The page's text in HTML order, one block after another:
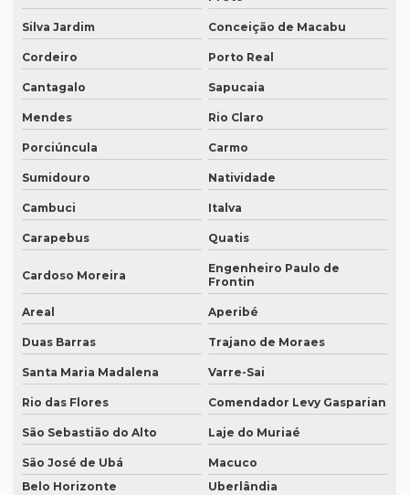
Silva Jardim Conceição de Macabu
Cordeiro Porto Real
Cantagalo Sapucaia
Mendes Rio Claro
Porciúncula Carmo
Sumidouro Natividade
Cambuci Italva
Carapebus Quatis
Cardoso Moreira
Engenheiro Paulo de
Frontin
Areal Aperibé
Duas Barras Trajano de Moraes
Santa Maria Madalena Varre-Sai
Rio das Flores Comendador Levy Gasparian
São Sebastião do Alto Laje do Muriaé
São José de Ubá
Macuco
Belo Horizonte
Uberlândia